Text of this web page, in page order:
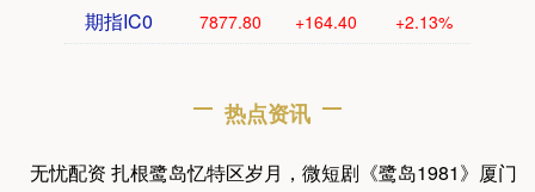
期指IC0 7877.80 +164.40 +2.13%
热点资讯
无忧配资 扎根鹭岛忆特区岁月，微短剧《鹭岛1981》厦门